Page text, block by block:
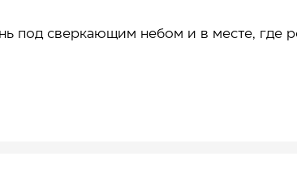
под сверкающим небом и в месте, где